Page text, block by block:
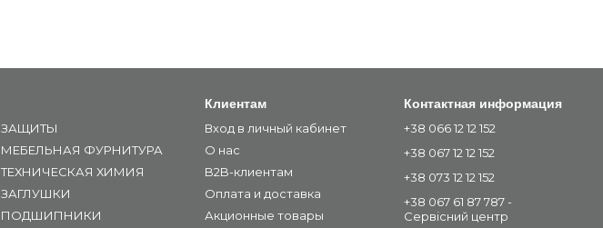
ЗАЩИТЫ
МЕБЕЛЬНАЯ ФУРНИТУРА
ТЕХНИЧЕСКАЯ ХИМИЯ
ЗАГЛУШКИ
ПОДШИПНИКИ
Клиентам
Вход в личный кабинет
О нас
B2B-клиентам
Оплата и доставка
Акционные товары
Контактная информация
+38 066 12 12 152
+38 067 12 12 152
+38 073 12 12 152
+38 067 61 87 787 -
Сервісний центр